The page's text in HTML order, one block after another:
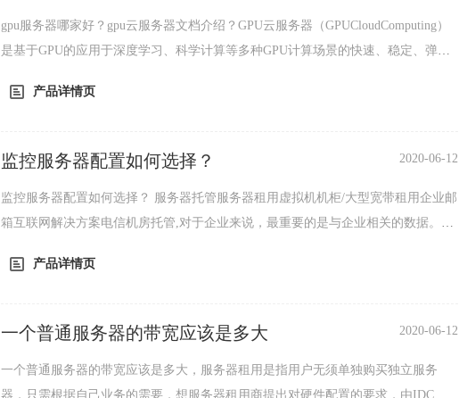
gpu服务器哪家好？gpu云服务器文档介绍？GPU云服务器（GPUCloudComputing）
是基于GPU的应用于深度学习、科学计算等多种GPU计算场景的快速、稳定、弹性
产品详情页
监控服务器配置如何选择？ 2020-06-12
监控服务器配置如何选择？ 服务器托管服务器租用虚拟机机柜/大型宽带租用企业邮
箱互联网解决方案电信机房托管,对于企业来说，最重要的是与企业相关的数据。这
产品详情页
一个普通服务器的带宽应该是多大 2020-06-12
一个普通服务器的带宽应该是多大，服务器租用是指用户无须单独购买独立服务
器，只需根据自己业务的需要，想服务器租用商提出对硬件配置的要求，由IDC商